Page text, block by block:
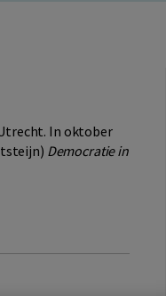
In oktober
Democratie in